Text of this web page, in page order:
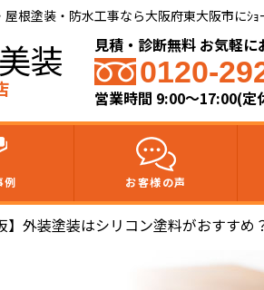
根塗装・防水工事なら大阪府東大阪市にｼ
装 見積・診断無料 お気軽
0120-
営業時間 9:00～17:00(定
例 お客様の声
】外装塗装はシリコン塗料がおすす